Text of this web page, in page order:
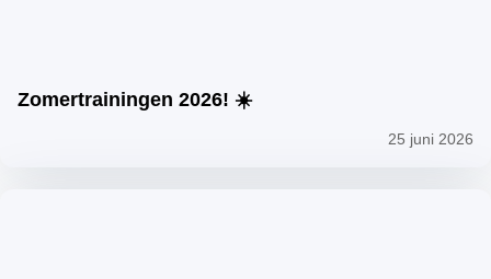
Zomertrainingen 2026! ☀️
25 juni 2026